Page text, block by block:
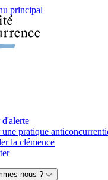
principal
une pratique
la clémence
nous ?